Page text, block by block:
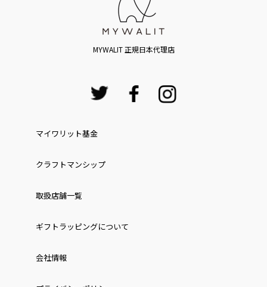
MYWALIT 正規日本代理店
マイワリット基金
クラフトマンシップ
取扱店舗一覧
ギフトラッピングについて
会社情報